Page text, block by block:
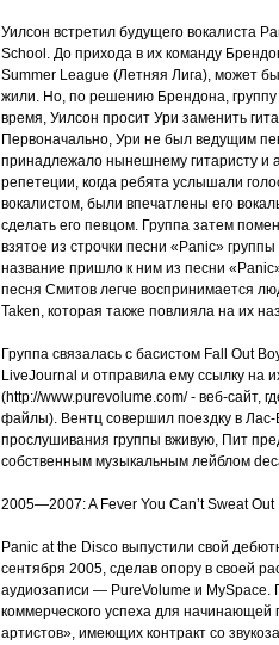
Уилсон встретил будущего вокалиста
School. До прихода в их команду
Summer League (Летняя Лига), может
жили. Но, по решению Брендона,
время, Уилсон просит Ури заменить
Первоначально, Ури не был ведущим
принадлежало нынешнему гитаристу и
репетеции, когда ребята услышали
вокалистом, были впечатлены его
сделать его певцом. Группа затем
взятое из строчки песни «Panic»
название пришло к ним из песни
песня Смитов легче воспринимается
Taken, которая также повлияла на их
Группа связалась с басистом Fall Out
LiveJournal и отправила ему ссылку на
(http://www.purevolume.com/ - веб-сайт,
файлы). Вентц совершил поездку в Лас-
прослушивания группы вживую, Пит
собственным музыкальным лейблом
2005—2007: A Fever You Can’t Sweat Out
Panic at the Disco выпустили свой
сентября 2005, сделав опору в своей
аудиозаписи — PureVolume и MySpace.
коммерческого успеха для
артистов», имеющих контракт со